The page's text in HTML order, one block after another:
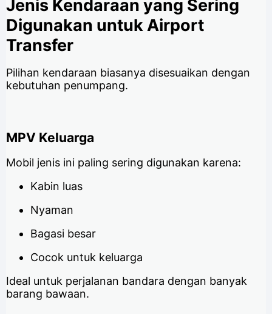
Jenis Kendaraan yang Sering
Digunakan untuk Airport
Transfer
Pilihan kendaraan biasanya disesuaikan dengan
kebutuhan penumpang.
MPV Keluarga
Mobil jenis ini paling sering digunakan karena:
Kabin luas
Nyaman
Bagasi besar
Cocok untuk keluarga
Ideal untuk perjalanan bandara dengan banyak
barang bawaan.